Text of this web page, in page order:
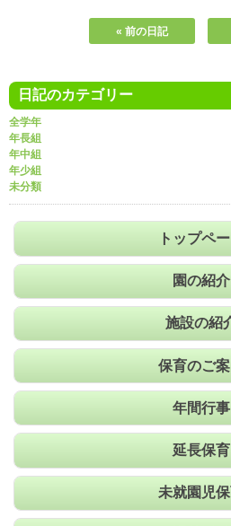
« 前の日記
日記のカテゴリー
全学年
年長組
年中組
年少組
未分類
トップペ
園の紹介
施設の紹
保育のご
年間行事
延長保育
未就園児